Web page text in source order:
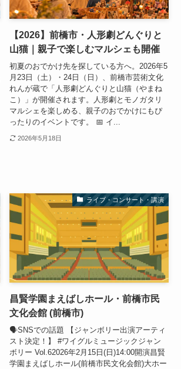
【2026】前橋市・人形劇どんぐりと
山猫｜親子で楽しむマルシェも開催
初夏のおでかけ先を探している方へ。2026年5
月23日（土）・24日（日）、前橋市芸術文化
れんが蔵で「人形劇どんぐりと山猫（やまね
こ）」が開催されます。人形劇とモノガタリ
マルシェを楽しめる、親子のおでかけにもぴ
ったりのイベントです。 📅 イ...
2026年5月18日
ライブ・コンサート・講演
昌賢学園まえばしホール・前橋市民
文化会館 (前橋市)
🗣SNSでの話題 【ジャンボリー出演アーティ
スト決定！】 #ワイグルミュージックジャン
ボリー Vol.62026年2月15日(日)14:00開演昌賢
学園まえばしホール(前橋市民文化会館)大ホー